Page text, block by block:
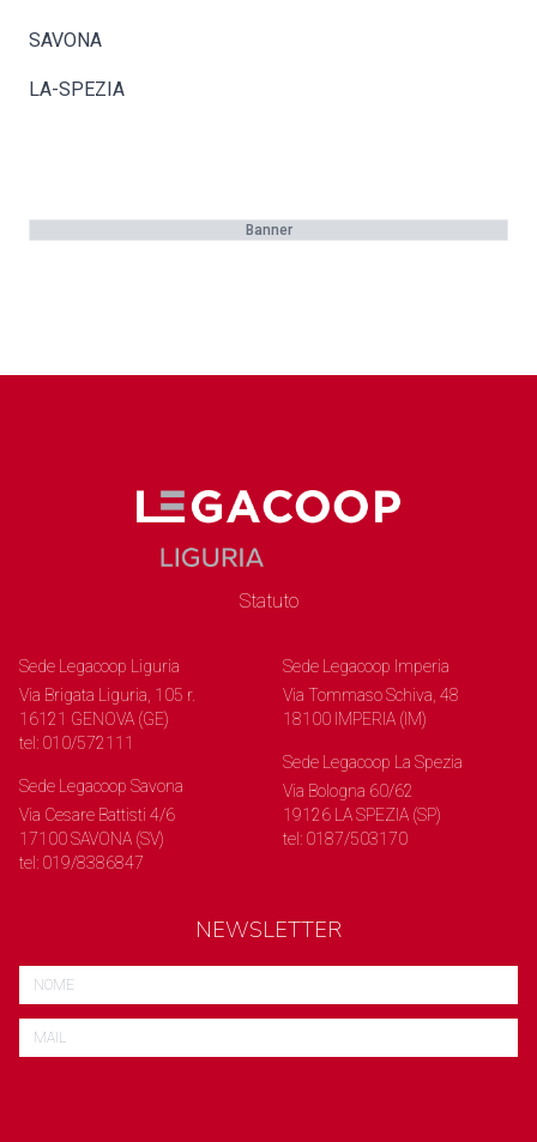
SAVONA
LA-SPEZIA
Banner
Statuto
Sede Legacoop Liguria
Via Brigata Liguria, 105 r.
16121 GENOVA (GE)
tel: 010/572111
Sede Legacoop Savona
Via Cesare Battisti 4/6
17100 SAVONA (SV)
tel: 019/8386847
Sede Legacoop Imperia
Via Tommaso Schiva, 48
18100 IMPERIA (IM)
Sede Legacoop La Spezia
Via Bologna 60/62
19126 LA SPEZIA (SP)
tel: 0187/503170
NEWSLETTER